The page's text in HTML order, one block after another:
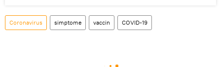
Coronavirus simptome vaccin COVID-19